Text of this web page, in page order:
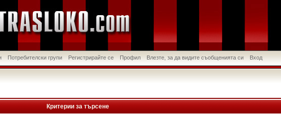
Потребителски групи Регистрирайте се Профил Влезте, за да видите съобщенията си Вход
Критерии за търсене